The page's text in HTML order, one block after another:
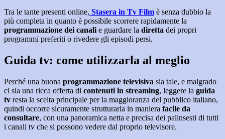
Tra le tante presenti online, Stasera in Tv Film è senza dubbio la
più completa in quanto è possibile scorrere rapidamente la
programmazione dei canalie guardare la diretta dei propri
programmi preferiti o rivedere gli episodi persi.
Guida tv: come utilizzarla al meglio
Perché una buona programmazione televisiva sia tale, e malgrado
ci sia una ricca offerta di contenuti in streaming, leggere la guida
tv resta la scelta principale per la maggioranza del pubblico italiano,
quindi occorre sicuramente strutturarla in maniera facile da
consultare, con una panoramica netta e precisa dei palinsesti di tutti
i canali tv che si possono vedere dal proprio televisore.